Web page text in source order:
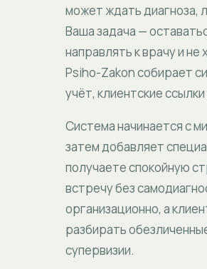
может ждать диагноза,
Ваша задача —
направлять к врачу и
Psiho-Zakon собирает
учёт, клиентские
Система начинается с
затем добавляет
получаете спокойную
встречу без
организационно, а
разбирать
супервизии.